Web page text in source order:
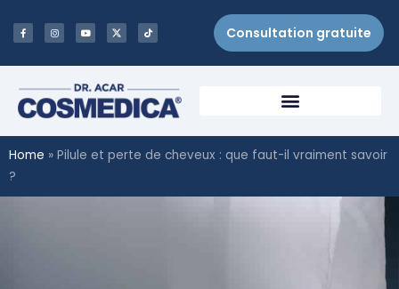
Consultation gratuite
Home » Pilule et perte de cheveux : que faut-il vraiment savoir
?